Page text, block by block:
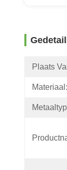
Plaats
Materiaal: